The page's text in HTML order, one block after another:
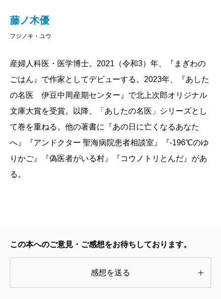
藤ノ木優
フジノキ・ユウ
産婦人科医・医学博士。2021（令和3）年、『まぎわの
ごはん』で作家としてデビューする。2023年、『あした
の名医 伊豆中周産期センター』で北上次郎オリジナル
文庫大賞を受賞。以降、「あしたの名医」シリーズとし
て巻を重ねる。他の著書に『あの日に亡くなるあなた
へ』『アンドクター 聖海病院患者相談室』『-196℃のゆ
りかご』『偽医者がいる村』『コウノトリとんだ』があ
る。
この本へのご意見・ご感想をお待ちしております。
感想を送る